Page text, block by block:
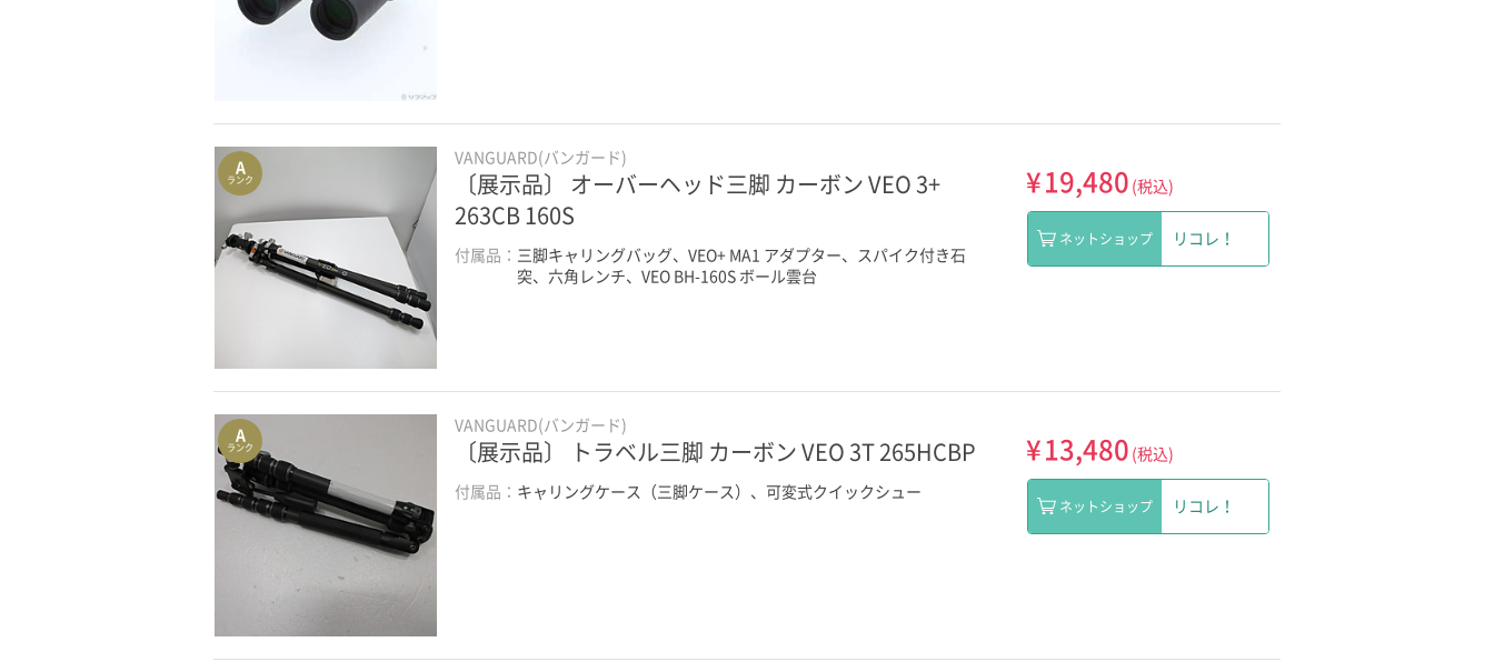
A
ランク
VANGUARD(バンガード)
〔展示品〕 オーバーヘッド三脚 カーボン VEO 3+
263CB 160S
付属品： 三脚キャリングバッグ、VEO+ MA1 アダプター、スパイク付き石
突、六角レンチ、VEO BH-160S ボール雲台
¥19,480 (税込)
ネットショップ リコレ！
A
ランク
VANGUARD(バンガード)
〔展示品〕 トラベル三脚 カーボン VEO 3T 265HCBP
付属品： キャリングケース（三脚ケース）、可変式クイックシュー
¥13,480 (税込)
ネットショップ リコレ！